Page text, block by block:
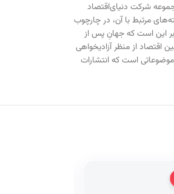
شرکت دنیای‌اقتصاد
مرتبط با آن، در چارچوب
بر این است که جهانِ پس از
اقتصاد از منظر آزادیخواهی
است که انتشارات